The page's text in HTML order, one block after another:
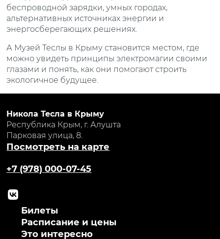
беспроводной зарядки, умных городах,
альтернативных источниках энергии и
энергосберегающих решениях.
А Музей Теслы в Крыму становится местом, где
можно увидеть принципы электромагии своими
глазами и понять, как они помогают строить
экологичное будущее.
Никола Тесла в Крыму
Республика Крым, г. Алушта
Парковая улица, 8.
Посмотреть на карте
+7 (978) 000-07-45
Билеты
Расписание и цены
Это интересно